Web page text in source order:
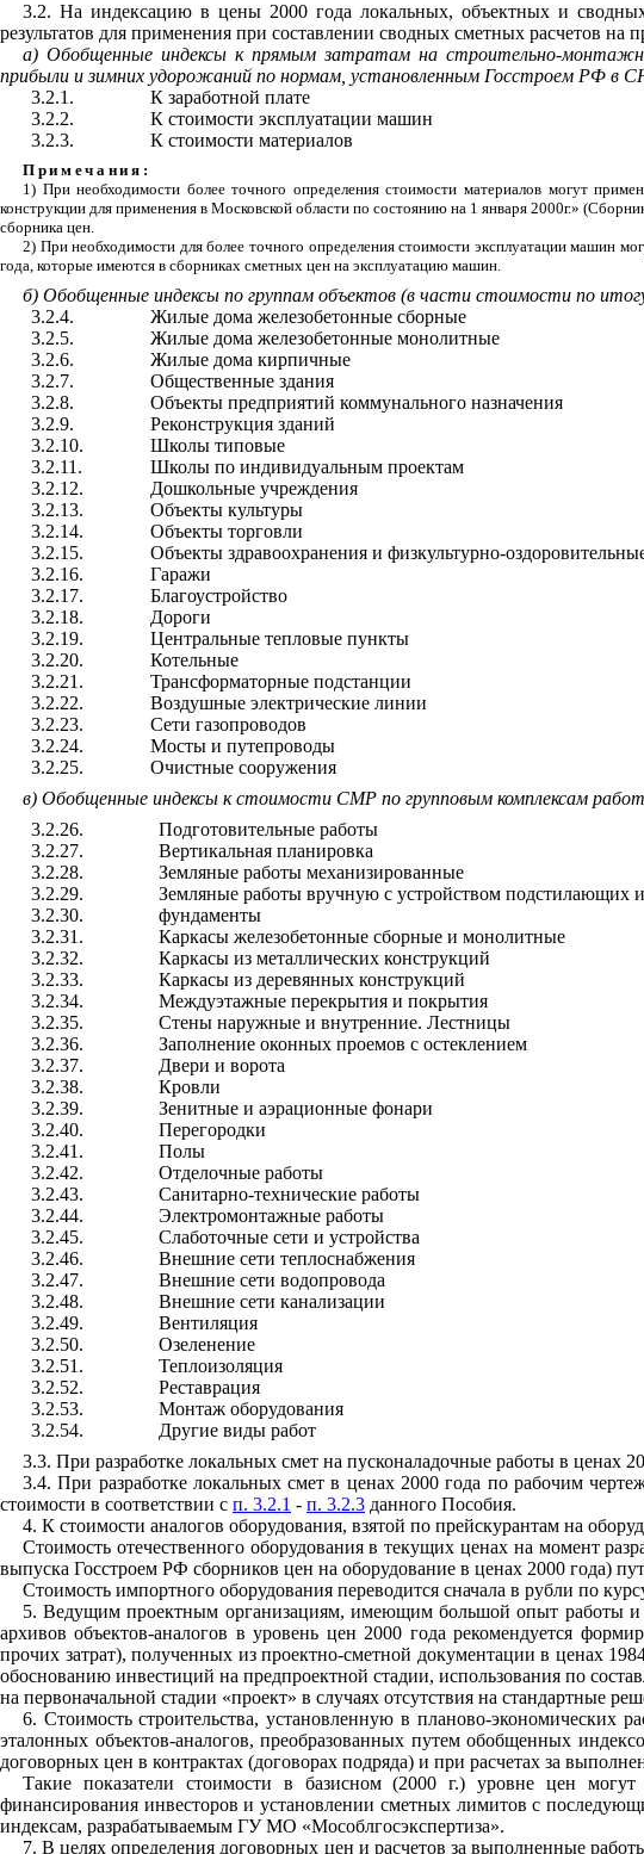
3.2. На индексацию в цены 2000 года локальных, объектных и
результатов для применения при составлении сводных сметных расчетов
а) Обобщенные индексы к прямым затратам на строительно-
прибыли и зимних удорожаний по нормам, установленным Госстроем РФ в
3.2.1.
К заработной плате
3.2.2.
К стоимости эксплуатации машин
3.2.3.
К стоимости материалов
Примечания:
1) При необходимости более точного определения стоимости материалов могут
конструкции для применения в Московской области по состоянию на 1 января 2000г.»
сборника цен.
2) При необходимости для более точного определения стоимости эксплуатации машин
года, которые имеются в сборниках сметных цен на эксплуатацию машин.
б) Обобщенные индексы по группам объектов (в части стоимости по
3.2.4.
Жилые дома железобетонные сборные
3.2.5.
Жилые дома железобетонные монолитные
3.2.6.
Жилые дома кирпичные
3.2.7.
Общественные здания
3.2.8.
Объекты предприятий коммунального назначения
3.2.9.
Реконструкция зданий
3.2.10.
Школы типовые
3.2.11.
Школы по индивидуальным проектам
3.2.12.
Дошкольные учреждения
3.2.13.
Объекты культуры
3.2.14.
Объекты торговли
3.2.15.
Объекты здравоохранения и физкультурно-
3.2.16.
Гаражи
3.2.17.
Благоустройство
3.2.18.
Дороги
3.2.19.
Центральные тепловые пункты
3.2.20.
Котельные
3.2.21.
Трансформаторные подстанции
3.2.22.
Воздушные электрические линии
3.2.23.
Сети газопроводов
3.2.24.
Мосты и путепроводы
3.2.25.
Очистные сооружения
в) Обобщенные индексы к стоимости СМР по групповым комплексам
3.2.26.
Подготовительные работы
3.2.27.
Вертикальная планировка
3.2.28.
Земляные работы механизированные
3.2.29.
Земляные работы вручную с устройством подстилающих
3.2.30.
фундаменты
3.2.31.
Каркасы железобетонные сборные и монолитные
3.2.32.
Каркасы из металлических конструкций
3.2.33.
Каркасы из деревянных конструкций
3.2.34.
Междуэтажные перекрытия и покрытия
3.2.35.
Стены наружные и внутренние. Лестницы
3.2.36.
Заполнение оконных проемов с остеклением
3.2.37.
Двери и ворота
3.2.38.
Кровли
3.2.39.
Зенитные и аэрационные фонари
3.2.40.
Перегородки
3.2.41.
Полы
3.2.42.
Отделочные работы
3.2.43.
Санитарно-технические работы
3.2.44.
Электромонтажные работы
3.2.45.
Слаботочные сети и устройства
3.2.46.
Внешние сети теплоснабжения
3.2.47.
Внешние сети водопровода
3.2.48.
Внешние сети канализации
3.2.49.
Вентиляция
3.2.50.
Озеленение
3.2.51.
Теплоизоляция
3.2.52.
Реставрация
3.2.53.
Монтаж оборудования
3.2.54.
Другие виды работ
3.3. При разработке локальных смет на пусконаладочные работы в ценах
3.4. При разработке локальных смет в ценах 2000 года по рабочим
стоимости в соответствии с п. 3.2.1 - п. 3.2.3 данного Пособия.
4. К стоимости аналогов оборудования, взятой по прейскурантам на
Стоимость отечественного оборудования в текущих ценах на момент
выпуска Госстроем РФ сборников цен на оборудование в ценах 2000 года)
Стоимость импортного оборудования переводится сначала в рубли по
5. Ведущим проектным организациям, имеющим большой опыт работы и
архивов объектов-аналогов в уровень цен 2000 года рекомендуется
прочих затрат), полученных из проектно-сметной документации в ценах
обоснованию инвестиций на предпроектной стадии, использования по
на первоначальной стадии «проект» в случаях отсутствия на стандартные
6. Стоимость строительства, установленную в планово-экономических
эталонных объектов-аналогов, преобразованных путем обобщенных
договорных цен в контрактах (договорах подряда) и при расчетах за
Такие показатели стоимости в базисном (2000 г.) уровне цен
финансирования инвесторов и установлении сметных лимитов с
индексам, разрабатываемым ГУ МО «Мособлгосэкспертиза».
7. В целях определения договорных цен и расчетов за выполненные